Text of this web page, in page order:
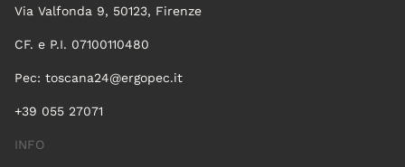
Via Valfonda 9, 50123, Firenze
CF. e P.I. 07100110480
Pec: toscana24@ergopec.it
+39 055 27071
INFO